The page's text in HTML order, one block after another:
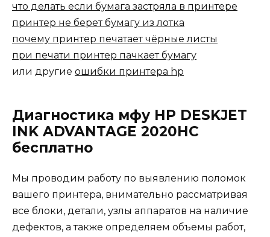
что делать если бумага застряла в принтере
принтер не берет бумагу из лотка
почему принтер печатает чёрные листы
при печати принтер пачкает бумагу
или другие ошибки принтера hp
Диагностика мфу HP DESKJET
INK ADVANTAGE 2020HC
бесплатно
Мы проводим работу по выявлению поломок
вашего принтера, внимательно рассматривая
все блоки, детали, узлы аппаратов на наличие
дефектов, а также определяем объемы работ,